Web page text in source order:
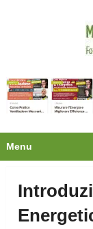
Menu
Oltre